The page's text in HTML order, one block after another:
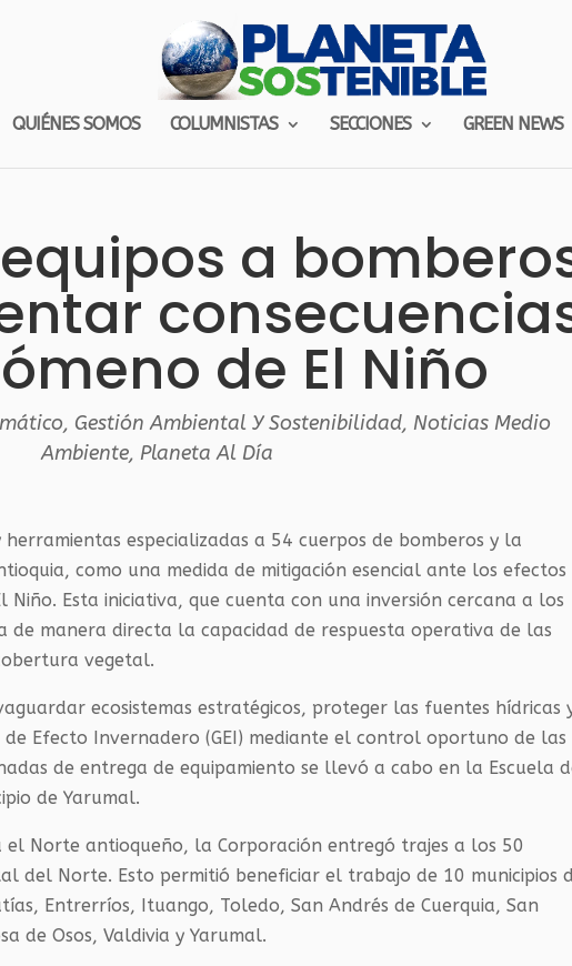
QUIÉNES SOMOS COLUMNISTAS SECCIONES GREEN NEWS
a
de El Niño
, Gestión Ambiental Y Sostenibilidad, Noticias Medio
Ambiente, Planeta Al Día
especializadas a 54 cuerpos de bomberos y la
como una medida de mitigación esencial ante los efectos
Esta iniciativa, que cuenta con una inversión cercana a los
de manera directa la capacidad de respuesta operativa de las
vegetal.
ecosistemas estratégicos, proteger las fuentes hídricas
Efecto Invernadero (GEI) mediante el control oportuno de las
de entrega de equipamiento se llevó a cabo en la Escuela
de Yarumal.
el Norte antioqueño, la Corporación entregó trajes a los 50
del Norte. Esto permitió beneficiar el trabajo de 10 municipios
Entrerríos, Ituango, Toledo, San Andrés de Cuerquia, San
de Osos, Valdivia y Yarumal.